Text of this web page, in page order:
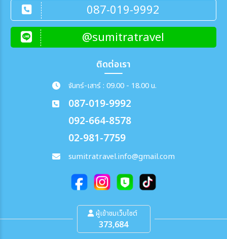
087-019-9992
@sumitratravel
ติดต่อเรา
จันทร์-เสาร์ : 09.00 - 18.00 น.
087-019-9992
092-664-8578
02-981-7759
sumitratravel.info@gmail.com
ผู้เข้าชมเว็บไซต์
373,684